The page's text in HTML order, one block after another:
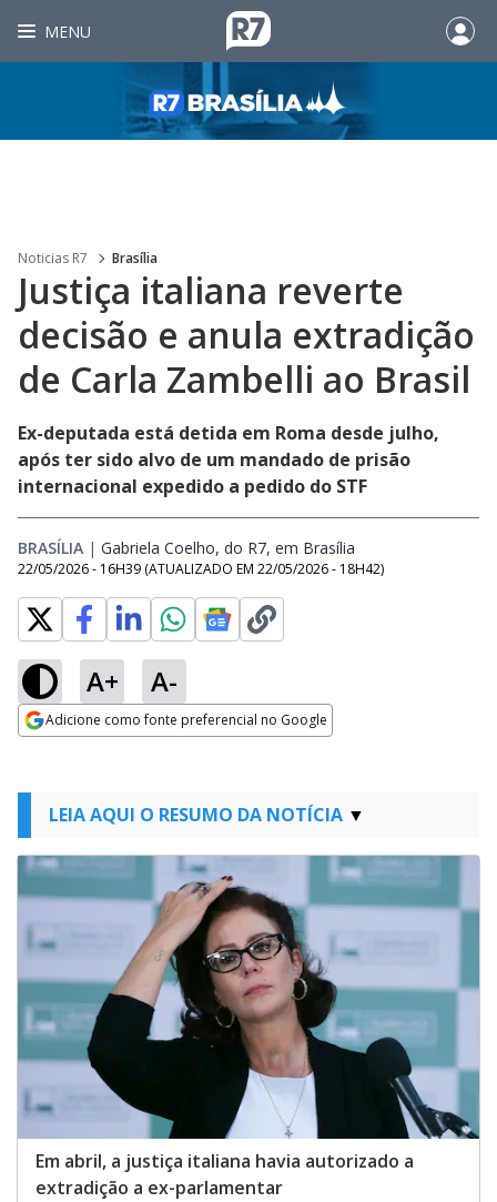
MENU
Noticias R7 Brasília
Justiça italiana reverte
decisão e anula extradição
de Carla Zambelli ao Brasil
Ex-deputada está detida em Roma desde julho,
após ter sido alvo de um mandado de prisão
internacional expedido a pedido do STF
BRASÍLIA | Gabriela Coelho, do R7, em Brasília
22/05/2026 - 16H39 (ATUALIZADO EM 22/05/2026 - 18H42)
A+ A-
Adicione como fonte preferencial no Google
LEIA AQUI O RESUMO DA NOTÍCIA
Em abril, a justiça italiana havia autorizado a
extradição a ex-parlamentar